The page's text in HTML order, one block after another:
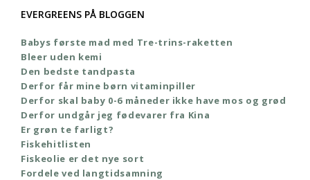
EVERGREENS PÅ BLOGGEN
Babys første mad med Tre-trins-raketten
Bleer uden kemi
Den bedste tandpasta
Derfor får mine børn vitaminpiller
Derfor skal baby 0-6 måneder ikke have mos og grød
Derfor undgår jeg fødevarer fra Kina
Er grøn te farligt?
Fiskehitlisten
Fiskeolie er det nye sort
Fordele ved langtidsamning